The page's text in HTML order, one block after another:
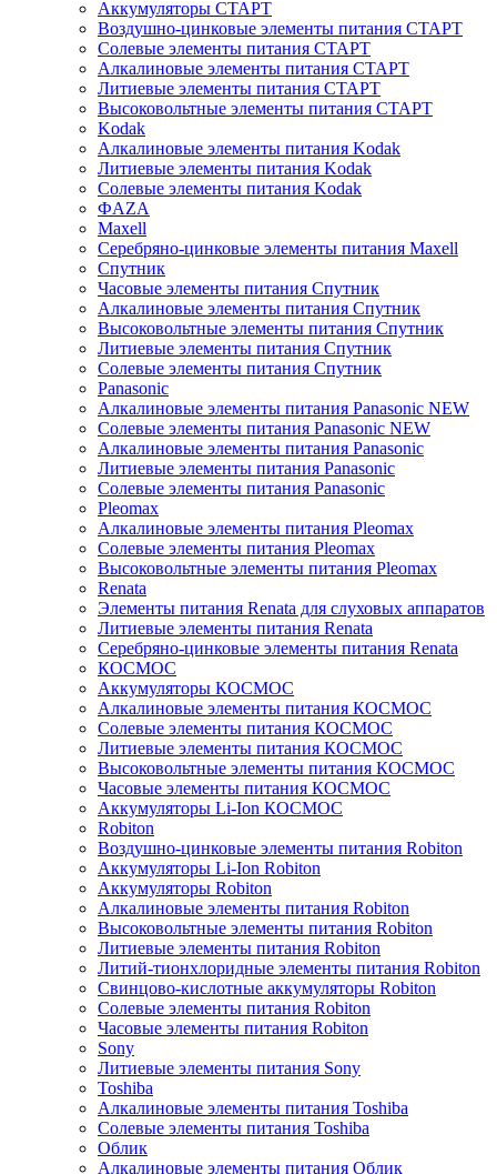
Аккумуляторы СТАРТ
Воздушно-цинковые элементы питания СТАРТ
Солевые элементы питания СТАРТ
Алкалиновые элементы питания СТАРТ
Литиевые элементы питания СТАРТ
Высоковольтные элементы питания СТАРТ
Kodak
Алкалиновые элементы питания Kodak
Литиевые элементы питания Kodak
Солевые элементы питания Kodak
ФAZA
Maxell
Серебряно-цинковые элементы питания Maxell
Спутник
Часовые элементы питания Спутник
Алкалиновые элементы питания Спутник
Высоковольтные элементы питания Спутник
Литиевые элементы питания Спутник
Солевые элементы питания Спутник
Panasonic
Алкалиновые элементы питания Panasonic NEW
Солевые элементы питания Panasonic NEW
Алкалиновые элементы питания Panasonic
Литиевые элементы питания Panasonic
Солевые элементы питания Panasonic
Pleomax
Алкалиновые элементы питания Pleomax
Солевые элементы питания Pleomax
Высоковольтные элементы питания Pleomax
Renata
Элементы питания Renata для слуховых аппаратов
Литиевые элементы питания Renata
Серебряно-цинковые элементы питания Renata
КОСМОС
Аккумуляторы КОСМОС
Алкалиновые элементы питания КОСМОС
Солевые элементы питания КОСМОС
Литиевые элементы питания КОСМОС
Высоковольтные элементы питания КОСМОС
Часовые элементы питания КОСМОС
Аккумуляторы Li-Ion КОСМОС
Robiton
Воздушно-цинковые элементы питания Robiton
Аккумуляторы Li-Ion Robiton
Аккумуляторы Robiton
Алкалиновые элементы питания Robiton
Высоковольтные элементы питания Robiton
Литиевые элементы питания Robiton
Литий-тионхлоридные элементы питания Robiton
Свинцово-кислотные аккумуляторы Robiton
Солевые элементы питания Robiton
Часовые элементы питания Robiton
Sony
Литиевые элементы питания Sony
Toshiba
Алкалиновые элементы питания Toshiba
Солевые элементы питания Toshiba
Облик
Алкалиновые элементы питания Облик